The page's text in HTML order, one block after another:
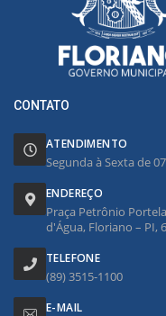
CONTATO
ATENDIMENTO
Segunda à Sexta de
ENDEREÇO
Praça Petrônio
d'Água, Floriano – PI,
TELEFONE
(89) 3515-1100
E-MAIL